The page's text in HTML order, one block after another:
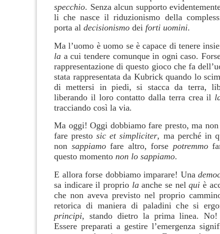
specchio. Senza alcun supporto
li che nasce il riduzionismo della
porta al decisionismo dei forti uomini.
Ma l’uomo è uomo se è capace di tenere
la a cui tendere comunque in ogni caso.
rappresentazione di questo gioco che fa
stata rappresentata da Kubrick quando lo
di mettersi in piedi, si stacca da terra,
liberando il loro contatto dalla terra crea il
tracciando così la via.
Ma oggi! Oggi dobbiamo fare presto, ma non
fare prestosic et simpliciter, ma perché in
non sappiamofare altro, forse potremmo
questo momento non lo sappiamo.
E allora forse dobbiamo imparare! Una
sa indicare il proprio laanche se nelqui è
che non aveva previsto nel proprio
retorica di maniera di paladini che si
principi, stando dietro la prima linea. No!
Essere preparati a gestire l’emergenza